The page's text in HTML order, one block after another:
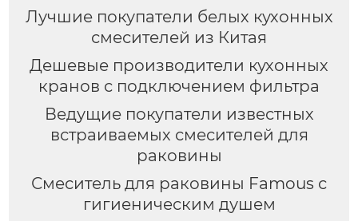
Лучшие покупатели белых кухонных
смесителей из Китая
Дешевые производители кухонных
кранов с подключением фильтра
Ведущие покупатели известных
встраиваемых смесителей для
раковины
Смеситель для раковины Famous с
гигиеническим душем